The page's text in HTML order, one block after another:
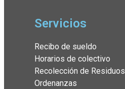
Servicios
Recibo de sueldo
Horarios de colectivo
Recolección de Residuos
Ordenanzas